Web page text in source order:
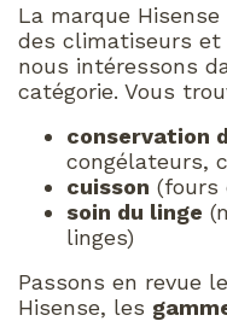
La marque
des climatiseurs et
nous intéressons
catégorie. Vous
conservation
congélateurs,
cuisson (fours
soin du linge
linges)
Passons en revue
Hisense, les